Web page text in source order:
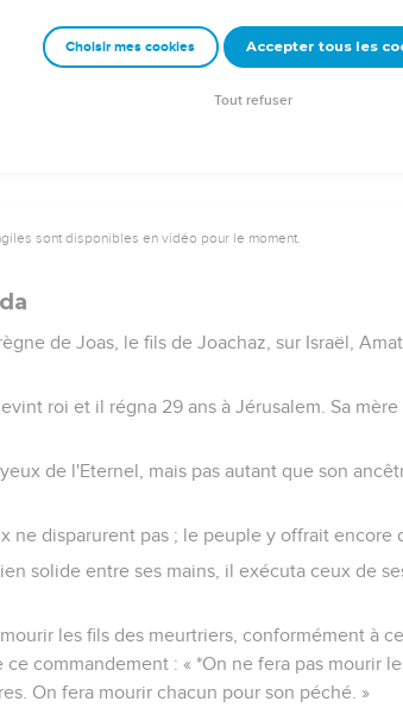
mourut et son fils Ben-Hadad devint roi à sa
reprit à Ben-Hadad, le fils de Hazaël, les villes
Joas le battit 3 fois et récupéra les villes
sont disponibles en vidéo pour le moment.
de Joas, le fils de Joachaz, sur Israël,
roi et il régna 29 ans à Jérusalem. Sa
de l'Eternel, mais pas autant que son
ne disparurent pas ; le peuple y offrait encore
solide entre ses mains, il exécuta ceux de
les fils des meurtriers, conformément à
commandement : « *On ne fera pas mourir
On fera mourir chacun pour son péché. »
Choisir mes cookies Accepter tous les
Tout refuser